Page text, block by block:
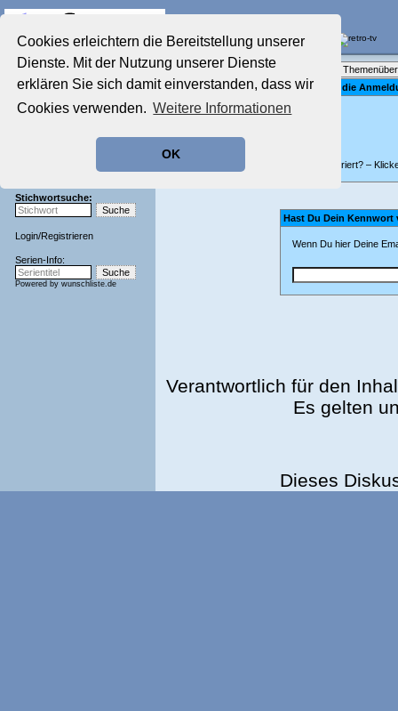
Cookies erleichtern die Bereitstellung unserer
Dienste. Mit der Nutzung unserer Dienste
erklären Sie sich damit einverstanden, dass wir
Cookies verwenden. Weitere Informationen
OK
Startseite
Aktuelles Forum
Film-Forum
Zeichentrick-Forum
Stichwortsuche:
Login/Registrieren
Serien-Info:
Powered by wunschliste.de
Bitte gib für die
Nicht registriert? –
Hast Du Dein Kennwort
Wenn Du hier Deine
Verantwortlich für den
Es gelten
Dieses